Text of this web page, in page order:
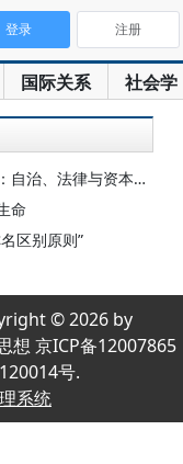
国际关系 社会学
登录 注册
治、法律与资本主义
命
区别原则”
© 2026 by
想 京ICP备12007865
号.
系统